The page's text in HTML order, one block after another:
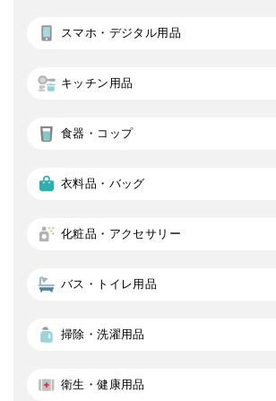
スマホ・デジタル用品
キッチン用品
食器・コップ
衣料品・バッグ
化粧品・アクセサリー
バス・トイレ用品
掃除・洗濯用品
衛生・健康用品